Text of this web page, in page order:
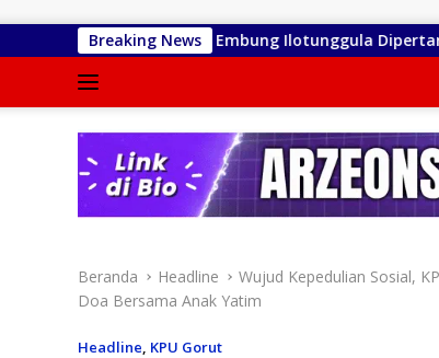
Breaking News
Jejak Anggaran Embung Ilotunggula Dipertanyakan,
Beranda Headline
Wujud Kepedulian Sosial,
Doa Bersama Anak Yatim
Headline, KPU Gorut